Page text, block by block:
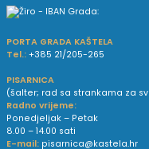
PORTA GRADA KAŠTELA
Tel.: +385 21/205-265
PISARNICA
(šalter; rad sa strankama za
Radno vrijeme:
Ponedjeljak – Petak
8.00 – 14.00 sati
E-mail: pisarnica@kastela.hr